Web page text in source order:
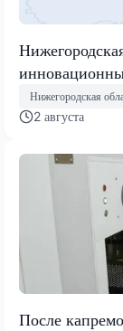
Нижегородская
2 августа
После